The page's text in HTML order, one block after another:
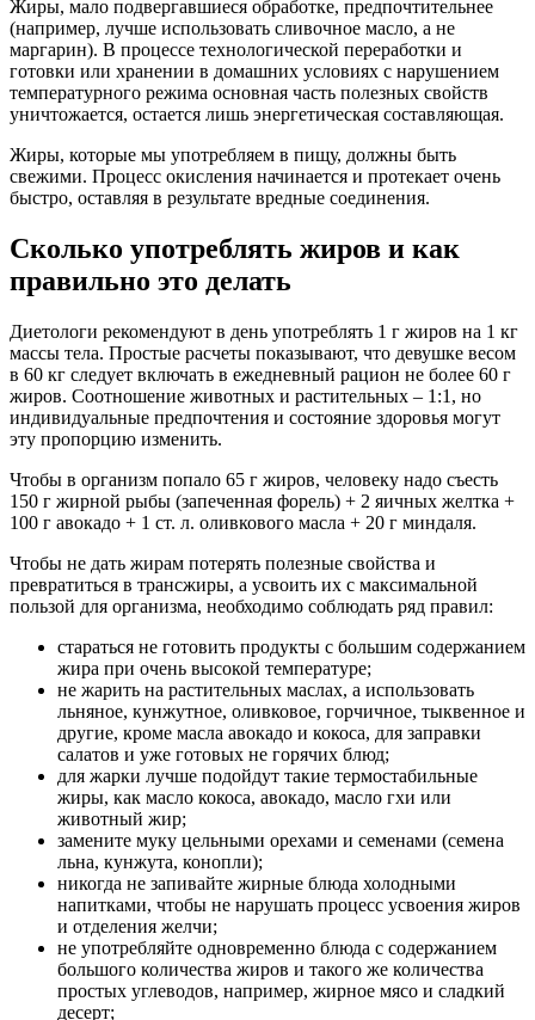
Жиры, мало подвергавшиеся обработке, предпочтительнее
(например, лучше использовать сливочное масло, а не
маргарин). В процессе технологической переработки и
готовки или хранении в домашних условиях с нарушением
температурного режима основная часть полезных свойств
уничтожается, остается лишь энергетическая составляющая.
Жиры, которые мы употребляем в пищу, должны быть
свежими. Процесс окисления начинается и протекает очень
быстро, оставляя в результате вредные соединения.
Сколько употреблять жиров и как
правильно это делать
Диетологи рекомендуют в день употреблять 1 г жиров на 1 кг
массы тела. Простые расчеты показывают, что девушке весом
в 60 кг следует включать в ежедневный рацион не более 60 г
жиров. Соотношение животных и растительных – 1:1, но
индивидуальные предпочтения и состояние здоровья могут
эту пропорцию изменить.
Чтобы в организм попало 65 г жиров, человеку надо съесть
150 г жирной рыбы (запеченная форель) + 2 яичных желтка +
100 г авокадо + 1 ст. л. оливкового масла + 20 г миндаля.
Чтобы не дать жирам потерять полезные свойства и
превратиться в трансжиры, а усвоить их с максимальной
пользой для организма, необходимо соблюдать ряд правил:
стараться не готовить продукты с большим содержанием
жира при очень высокой температуре;
не жарить на растительных маслах, а использовать
льняное, кунжутное, оливковое, горчичное, тыквенное и
другие, кроме масла авокадо и кокоса, для заправки
салатов и уже готовых не горячих блюд;
для жарки лучше подойдут такие термостабильные
жиры, как масло кокоса, авокадо, масло гхи или
животный жир;
замените муку цельными орехами и семенами (семена
льна, кунжута, конопли);
никогда не запивайте жирные блюда холодными
напитками, чтобы не нарушать процесс усвоения жиров
и отделения желчи;
не употребляйте одновременно блюда с содержанием
большого количества жиров и такого же количества
простых углеводов, например, жирное мясо и сладкий
десерт;